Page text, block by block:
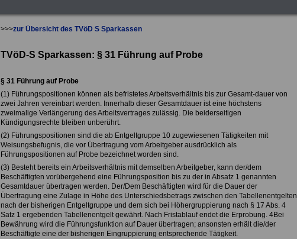
>>>zur Übersicht des TVöD S Sparkassen
TVöD-S Sparkassen: § 31 Führung auf Probe
§ 31 Führung auf Probe
(1) Führungspositionen können als befristetes Arbeitsverhältnis bis zur Gesamt-dauer von
zwei Jahren vereinbart werden. Innerhalb dieser Gesamtdauer ist eine höchstens
zweimalige Verlängerung des Arbeitsvertrages zulässig. Die beiderseitigen
Kündigungsrechte bleiben unberührt.
(2) Führungspositionen sind die ab Entgeltgruppe 10 zugewiesenen Tätigkeiten mit
Weisungsbefugnis, die vor Übertragung vom Arbeitgeber ausdrücklich als
Führungspositionen auf Probe bezeichnet worden sind.
(3) Besteht bereits ein Arbeitsverhältnis mit demselben Arbeitgeber, kann der/dem
Beschäftigten vorübergehend eine Führungsposition bis zu der in Absatz 1 genannten
Gesamtdauer übertragen werden. Der/Dem Beschäftigten wird für die Dauer der
Übertragung eine Zulage in Höhe des Unterschiedsbetrags zwischen den Tabellenentgelten
nach der bisherigen Entgeltgruppe und dem sich bei Höhergruppierung nach § 17 Abs. 4
Satz 1 ergebenden Tabellenentgelt gewährt. Nach Fristablauf endet die Erprobung. 4Bei
Bewährung wird die Führungsfunktion auf Dauer übertragen; ansonsten erhält die/der
Beschäftigte eine der bisherigen Eingruppierung entsprechende Tätigkeit.